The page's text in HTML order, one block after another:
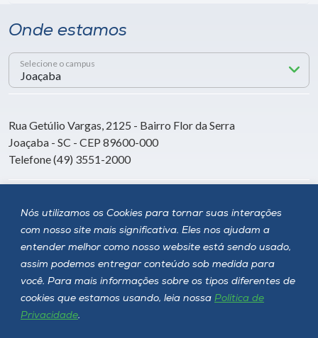
Nós utilizamos os Cookies para tornar suas interações
com nosso site mais significativa. Eles nos ajudam a
entender melhor como nosso website está sendo usado,
assim podemos entregar conteúdo sob medida para
você. Para mais informações sobre os tipos diferentes de
cookies que estamos usando, leia nossa Política de
Privacidade.
Onde estamos
Selecione o campus
Rua Getúlio Vargas, 2125 - Bairro Flor da Serra
Joaçaba - SC - CEP 89600-000
Telefone (49) 3551-2000
Siga a Unoesc